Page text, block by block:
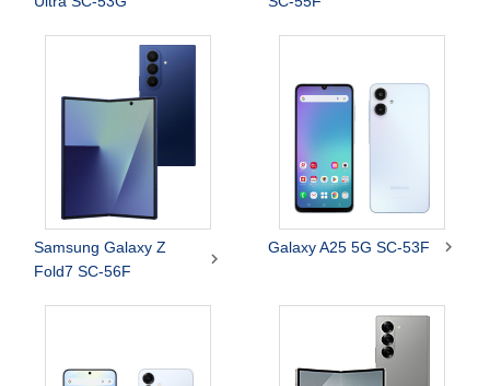
Samsung Galaxy Z
Fold7 SC-56F

Galaxy A25 5G SC-53F 